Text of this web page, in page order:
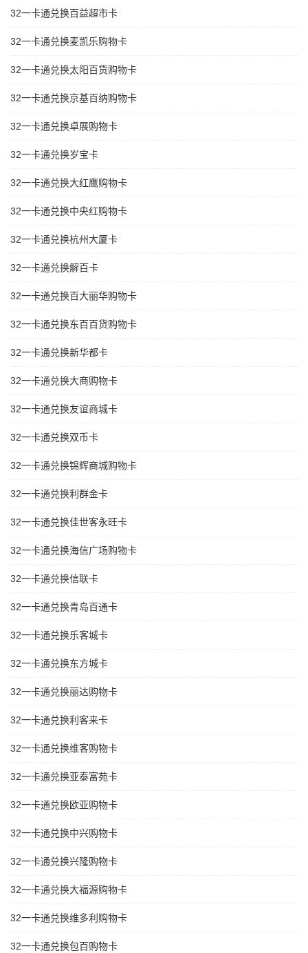
32一卡通兑换百益超市卡
32一卡通兑换麦凯乐购物卡
32一卡通兑换太阳百货购物卡
32一卡通兑换京基百纳购物卡
32一卡通兑换卓展购物卡
32一卡通兑换岁宝卡
32一卡通兑换大红鹰购物卡
32一卡通兑换中央红购物卡
32一卡通兑换杭州大厦卡
32一卡通兑换解百卡
32一卡通兑换百大丽华购物卡
32一卡通兑换东百百货购物卡
32一卡通兑换新华都卡
32一卡通兑换大商购物卡
32一卡通兑换友谊商城卡
32一卡通兑换双币卡
32一卡通兑换锦辉商城购物卡
32一卡通兑换利群金卡
32一卡通兑换佳世客永旺卡
32一卡通兑换海信广场购物卡
32一卡通兑换信联卡
32一卡通兑换青岛百通卡
32一卡通兑换乐客城卡
32一卡通兑换东方城卡
32一卡通兑换丽达购物卡
32一卡通兑换利客来卡
32一卡通兑换维客购物卡
32一卡通兑换亚泰富苑卡
32一卡通兑换欧亚购物卡
32一卡通兑换中兴购物卡
32一卡通兑换兴隆购物卡
32一卡通兑换大福源购物卡
32一卡通兑换维多利购物卡
32一卡通兑换包百购物卡